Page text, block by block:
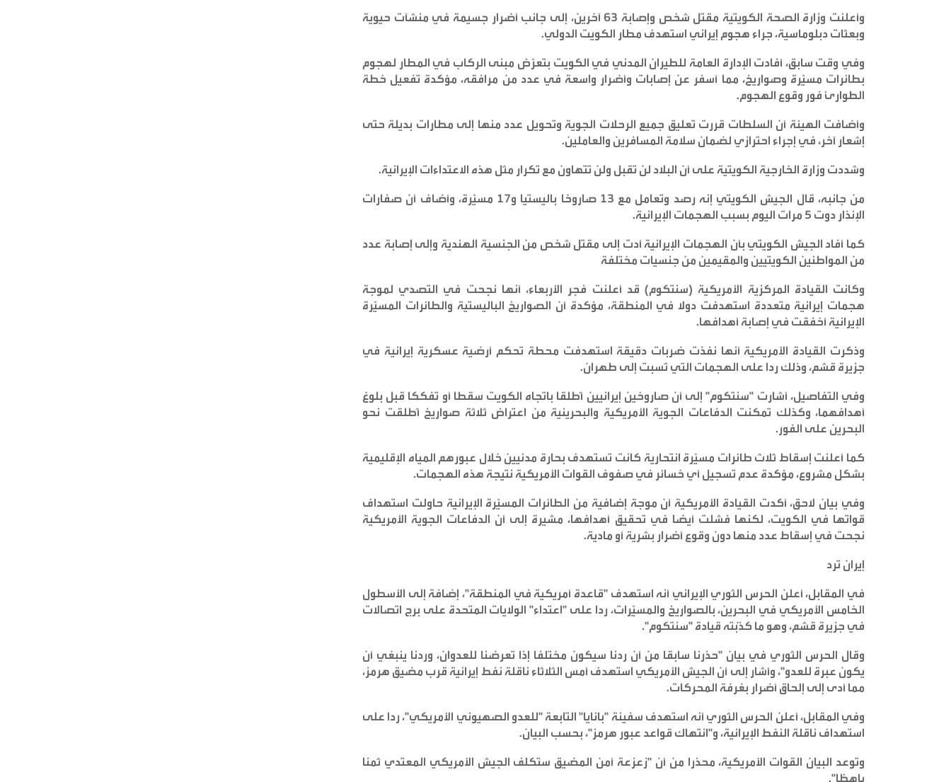
وأعلنت وزارة الصحة الكويتية مقتل شخص وإصابة 63 آخرين، إلى جانب أضرار جسيمة في منشآت حيوية
وبعثات دبلوماسية، جراء هجوم إيراني استهدف مطار الكويت الدولي.
وفي وقت سابق، أفادت الإدارة العامة للطيران المدني في الكويت بتعرّض مبنى الركاب في المطار لهجوم
بطائرات مسيّرة وصواريخ، مما أسفر عن إصابات وأضرار واسعة في عدد من مرافقه، مؤكدة تفعيل خطة
الطوارئ فور وقوع الهجوم.
وأضافت الهيئة أن السلطات قررت تعليق جميع الرحلات الجوية وتحويل عدد منها إلى مطارات بديلة حتى
إشعار آخر، في إجراء احترازي لضمان سلامة المسافرين والعاملين.
وشددت وزارة الخارجية الكويتية على أن البلاد لن تقبل ولن تتهاون مع تكرار مثل هذه الاعتداءات الإيرانية.
من جانبه، قال الجيش الكويتي إنه رصد وتعامل مع 13 صاروخا باليستيا و17 مسيّرة، وأضاف أن صفارات
الإنذار دوت 5 مرات اليوم بسبب الهجمات الإيرانية
.
كما أفاد الجيش الكويتي بأن الهجمات الإيرانية أدت إلى مقتل شخص من الجنسية الهندية وإلى إصابة عدد
من المواطنين الكويتيين والمقيمين من جنسيات مختلفة
وكانت القيادة المركزية الأمريكية (سنتكوم) قد أعلنت فجر الأربعاء، أنها نجحت في التصدي لموجة
هجمات إيرانية متعددة استهدفت دولا في المنطقة، مؤكدة أن الصواريخ الباليستية والطائرات المسيّرة
الإيرانية أخفقت في إصابة أهدافها.
وذكرت القيادة الأمريكية أنها نفذت ضربات دقيقة استهدفت محطة تحكم أرضية عسكرية إيرانية في
جزيرة قشم، وذلك ردا على الهجمات التي نُسبت إلى طهران.
وفي التفاصيل، أشارت "سنتكوم" إلى أن صاروخين إيرانيين أُطلقا باتجاه الكويت سقطا أو تفككا قبل بلوغ
أهدافهما، وكذلك تمكنت الدفاعات الجوية الأمريكية والبحرينية من اعتراض ثلاثة صواريخ أُطلقت نحو
البحرين على الفور.
كما أعلنت إسقاط ثلاث طائرات مسيّرة انتحارية كانت تستهدف بحارة مدنيين خلال عبورهم المياه الإقليمية
بشكل مشروع، مؤكدة عدم تسجيل أي خسائر في صفوف القوات الأمريكية نتيجة هذه الهجمات.
وفي بيان لاحق، أكدت القيادة الأمريكية أن موجة إضافية من الطائرات المسيّرة الإيرانية حاولت استهداف
قواتها في الكويت، لكنها فشلت أيضا في تحقيق أهدافها، مشيرة إلى أن الدفاعات الجوية الأمريكية
نجحت في إسقاط عدد منها دون وقوع أضرار بشرية أو مادية.
إيران ترد
في المقابل، أعلن الحرس الثوري الإيراني أنه استهدف "قاعدة أمريكية في المنطقة"، إضافة إلى الأسطول
الخامس الأمريكي في البحرين، بالصواريخ والمسيّرات، ردا على "اعتداء" الولايات المتحدة على برج اتصالات
في جزيرة قشم، وهو ما كذّبته قيادة "سنتكوم".
وقال الحرس الثوري في بيان "حذرنا سابقا من أن ردنا سيكون مختلفا إذا تعرضنا للعدوان، وردنا ينبغي أن
يكون عبرة للعدو"، وأشار إلى أن الجيش الأمريكي استهدف أمس الثلاثاء ناقلة نفط إيرانية قرب مضيق هرمز،
مما أدى إلى إلحاق أضرار بغرفة المحركات.
وفي المقابل، أعلن الحرس الثوري أنه استهدف سفينة "بانايا" التابعة "للعدو الصهيوني الأمريكي"، ردا على
استهداف ناقلة النفط الإيرانية، و"انتهاك قواعد عبور هرمز"، بحسب البيان.
وتوعد البيان القوات الأمريكية، محذرا من أن "زعزعة أمن المضيق ستكلف الجيش الأمريكي المعتدي ثمنا
باهظا".